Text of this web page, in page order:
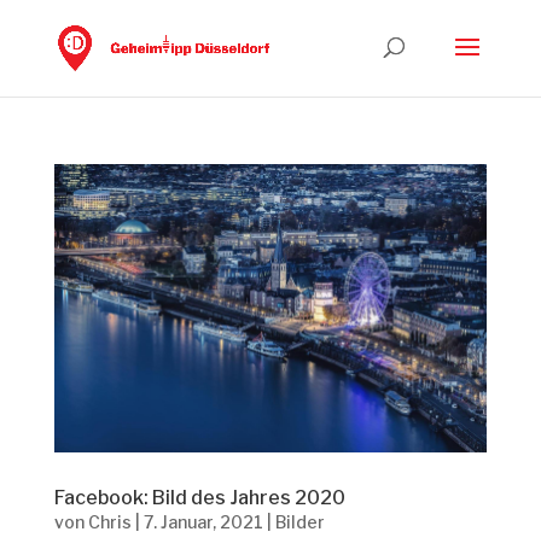
Facebook: Bild des Jahres 2020
von Chris 7. Januar, 2021 Bilder